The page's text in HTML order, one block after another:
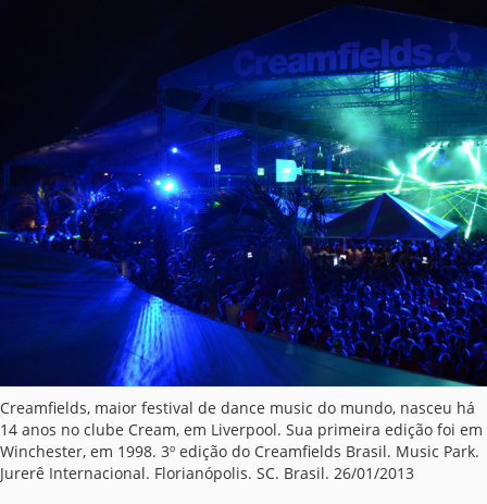
Creamfields, maior festival de dance music do mundo, nasceu há
14 anos no clube Cream, em Liverpool. Sua primeira edição foi em
Winchester, em 1998. 3º edição do Creamfields Brasil. Music Park.
Jurerê Internacional. Florianópolis. SC. Brasil. 26/01/2013